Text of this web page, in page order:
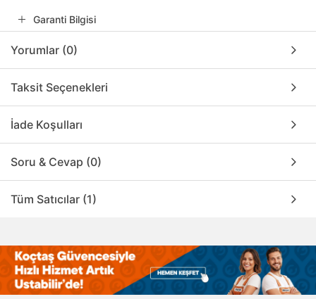
Garanti Bilgisi
Yorumlar (0)
Taksit Seçenekleri
İade Koşulları
Soru & Cevap (0)
Tüm Satıcılar (1)